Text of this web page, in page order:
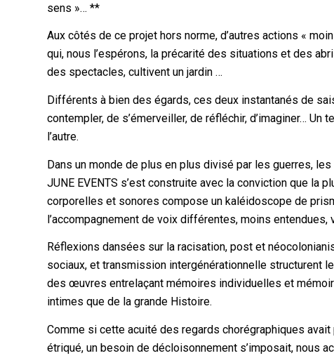
sens »… **
Aux côtés de ce projet hors norme, d’autres actions «
qui, nous l’espérons, la précarité des situations et des
des spectacles, cultivent un jardin …
Différents à bien des égards, ces deux instantanés de
contempler, de s’émerveiller, de réfléchir, d’imaginer…
l’autre.
Dans un monde de plus en plus divisé par les guerres,
JUNE EVENTS s’est construite avec la conviction que
corporelles et sonores compose un kaléidoscope de
l’accompagnement de voix différentes, moins entendues,
Réflexions dansées sur la racisation, post et
sociaux, et transmission intergénérationnelle structurent
des œuvres entrelaçant mémoires individuelles et
intimes que de la grande Histoire.
Comme si cette acuité des regards chorégraphiques
étriqué, un besoin de décloisonnement s’imposait, nous